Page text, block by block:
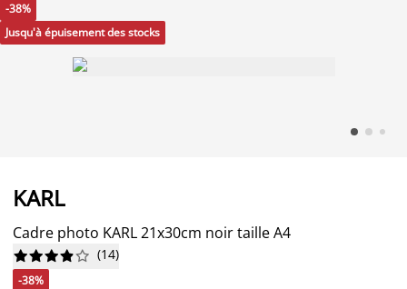
-38%
Jusqu'à épuisement des stocks
KARL
Cadre photo KARL 21x30cm noir taille A4





 (14)
-38%